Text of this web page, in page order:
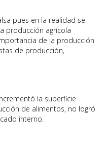
pues en la realidad se
producción agrícola
de la producción
de producción,
la superficie
de alimentos, no logró
interno.